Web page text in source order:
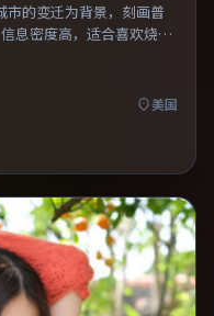
市的变迁为背景，刻画普
息密度高，适合喜欢烧脑
末一口气看完。
美国